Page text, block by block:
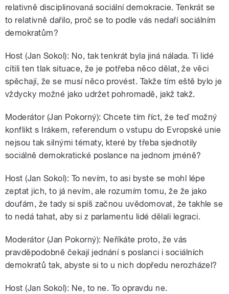
relativně disciplinovaná sociální demokracie. Tenkrát se
to relativně dařilo, proč se to podle vás nedaří sociálním
demokratům?
Host (Jan Sokol): No, tak tenkrát byla jiná nálada. Ti lidé
cítili ten tlak situace, že je potřeba něco dělat, že věci
spěchají, že se musí něco provést. Takže tím eště bylo je
vždycky možné jako udržet pohromadě, jakž takž.
Moderátor (Jan Pokorný): Chcete tím říct, že teď možný
konflikt s Irákem, referendum o vstupu do Evropské unie
nejsou tak silnými tématy, které by třeba sjednotily
sociálně demokratické poslance na jednom jméně?
Host (Jan Sokol): To nevím, to asi byste se mohl lépe
zeptat jich, to já nevím, ale rozumím tomu, že že jako
doufám, že tady si spíš začnou uvědomovat, že takhle se
to nedá tahat, aby si z parlamentu lidé dělali legraci.
Moderátor (Jan Pokorný): Neříkáte proto, že vás
pravděpodobně čekají jednání s poslanci i sociálních
demokratů tak, abyste si to u nich dopředu nerozházel?
Host (Jan Sokol): Ne, to ne. To opravdu ne.